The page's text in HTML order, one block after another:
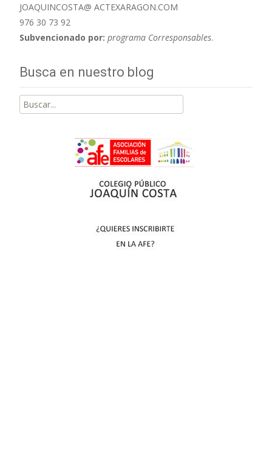
JOAQUINCOSTA@ ACTEXARAGON.COM
976 30 73 92
Subvencionado por: programa Corresponsables.
Busca en nuestro blog
Buscar
por: